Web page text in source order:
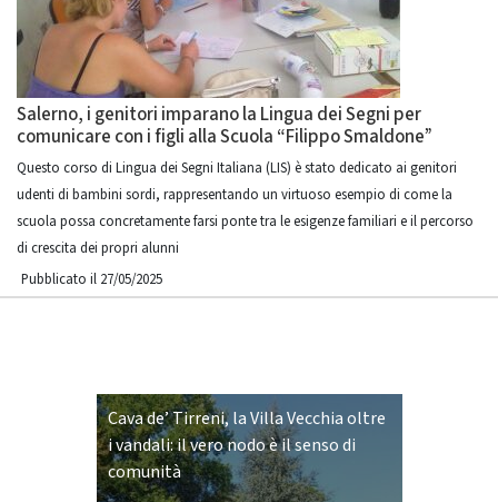
Salerno, i genitori imparano la Lingua dei Segni per
comunicare con i figli alla Scuola “Filippo Smaldone”
Questo corso di Lingua dei Segni Italiana (LIS) è stato dedicato ai genitori
udenti di bambini sordi, rappresentando un virtuoso esempio di come la
scuola possa concretamente farsi ponte tra le esigenze familiari e il percorso
di crescita dei propri alunni
Pubblicato il 27/05/2025
Cava de’ Tirreni, la Villa Vecchia oltre
i vandali: il vero nodo è il senso di
comunità